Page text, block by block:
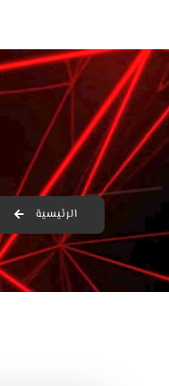
الرئيسية